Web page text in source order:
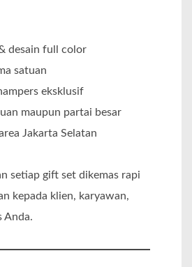
desain full color
satuan
eksklusif
maupun partai besar
Jakarta Selatan
setiap gift set dikemas rapi
kepada klien, karyawan,
Anda.